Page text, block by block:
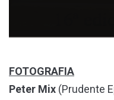
FOTOGRAFIA
Peter Mix (Prudente